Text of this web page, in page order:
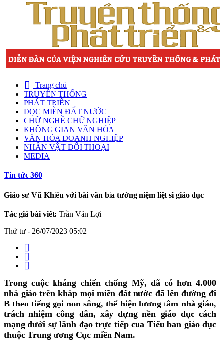
Trang chủ
TRUYỀN THỐNG
PHÁT TRIỂN
DỌC MIỀN ĐẤT NƯỚC
CHỮ NGHỀ CHỮ NGHIỆP
KHÔNG GIAN VĂN HÓA
VĂN HÓA DOANH NGHIỆP
NHÂN VẬT ĐỐI THOẠI
MEDIA
Tin tức 360
Giáo sư Vũ Khiêu với bài văn bia tưởng niệm liệt sĩ giáo dục
Tác giả bài viết: Trần Văn Lợi
Thứ tư - 26/07/2023 05:02
Trong cuộc kháng chiến chống Mỹ, đã có hơn 4.000
nhà giáo trên khắp mọi miền đất nước đã lên đường đi
B theo tiếng gọi non sông, thể hiện lương tâm nhà giáo,
trách nhiệm công dân, xây dựng nền giáo dục cách
mạng dưới sự lãnh đạo trực tiếp của Tiểu ban giáo dục
thuộc Trung ương Cục miền Nam.